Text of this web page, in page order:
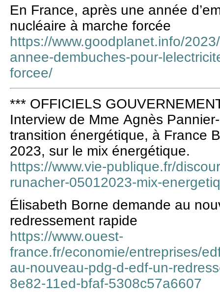
En France, après une année
nucléaire à marche forcée
https://www.goodplanet.info/
annee-dembuches-pour-
forcee/
*** OFFICIELS
Interview de Mme Agnès
transition énergétique, à France
2023, sur le mix énergétique.
https://www.vie-publique.fr/
runacher-05012023-mix-
Élisabeth Borne demande au
redressement rapide
https://www.ouest-
france.fr/economie/entreprises/
au-nouveau-pdg-d-edf-un-
8e82-11ed-bfaf-5308c57a6607